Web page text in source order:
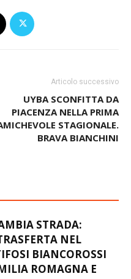
Articolo successivo
UYBA SCONFITTA DA
PIACENZA NELLA PRIMA
STAGIONALE.
BRAVA BIANCHINI
STRADA:
NEL
BIANCOROSSI
ROMAGNA E